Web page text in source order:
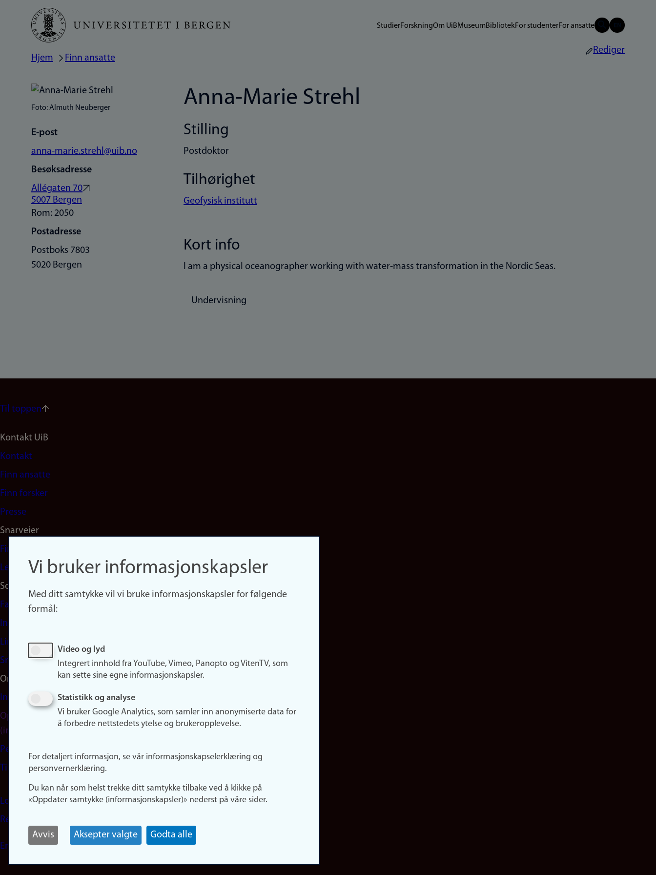
Hopp
hovedinnhold
StudierForskningOm UiBMuseumBibliotekFor studenterFor ansatte
Navigasjonssti
Hjem Finn ansatte
Rediger
Foto: Almuth Neuberger
E-post
anna-marie.strehl@uib.no
Besøksadresse
Allégaten 70
5007 Bergen
Rom: 2050
Postadresse
Postboks 7803
5020 Bergen
Anna-Marie Strehl
Stilling
Postdoktor
Tilhørighet
Geofysisk institutt
Kort info
I am a physical oceanographer working with water-mass transformation in the Nordic Seas.
Undervisning
Til toppen
Footer
navigation
(no)
Kontakt UiB
Kontakt
Finn ansatte
Finn forsker
Presse
Snarveier
Finn studier
Ledige stillinger
Sosiale medier
Facebook
Instagram
LinkedIn
Snapchat
Om nettstedet
Informasjonskapsler
Oppdater samtykke
(informasjonskapsler)
Personvern
Tilgjengelighetserklæring
Logg inn
Rediger din ansattside
English
Vi bruker informasjonskapsler
Med ditt samtykke vil vi bruke informasjonskapsler for følgende
formål:
Video og lyd
Integrert innhold fra YouTube, Vimeo, Panopto og VitenTV, som
kan sette sine egne informasjonskapsler.
Statistikk og analyse
Vi bruker Google Analytics, som samler inn anonymiserte data for
å forbedre nettstedets ytelse og brukeropplevelse.
For detaljert informasjon, se vår informasjonskapselerklæring og
personvernerklæring.
Du kan når som helst trekke ditt samtykke tilbake ved å klikke på
«Oppdater samtykke (informasjonskapsler)» nederst på våre sider.
Avvis Aksepter valgte Godta alle